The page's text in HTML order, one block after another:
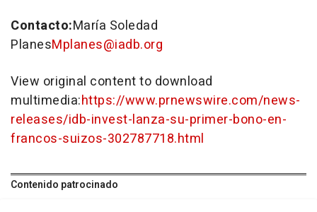
Contacto:María Soledad
PlanesMplanes@iadb.org
View original content to download
multimedia:https://www.prnewswire.com/news-
releases/idb-invest-lanza-su-primer-bono-en-
francos-suizos-302787718.html
Contenido patrocinado